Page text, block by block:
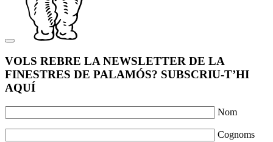
VOLS REBRE LA NEWSLETTER DE LA
FINESTRES DE PALAMÓS? SUBSCRIU-T’HI
AQUÍ
Nom
Cognoms